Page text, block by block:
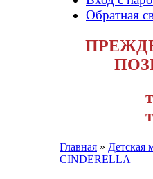
Обратная
Главная » Детская
CINDERELLA